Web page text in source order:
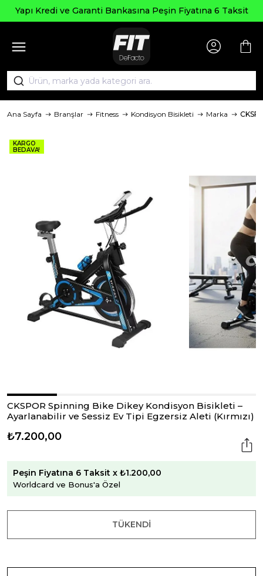
Bankasına Peşin Fiyatına 6 Taksit
Ana Sayfa Branşlar Fitness Kondisyon Bisikleti Marka
KARGO
BEDAVA!
CKSPOR Spinning Bike Dikey Kondisyon Bisikleti –
Ayarlanabilir ve Sessiz Ev Tipi Egzersiz Aleti (Kırmızı)
₺7.200,00
Peşin Fiyatına 6 Taksit x ₺1.200,00
Worldcard ve Bonus'a Özel
TÜKENDI